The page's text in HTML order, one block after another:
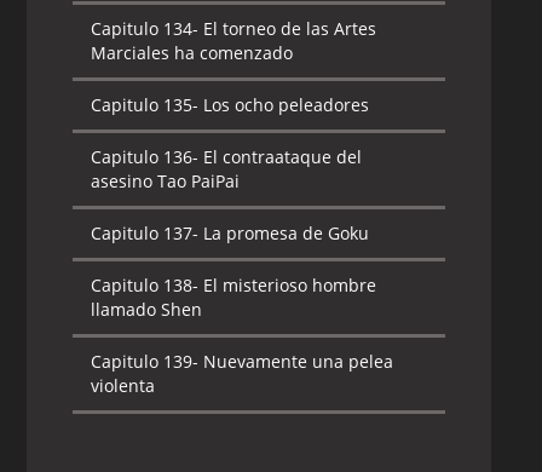
Capitulo 134- El torneo de las Artes
Marciales ha comenzado
Capitulo 135- Los ocho peleadores
Capitulo 136- El contraataque del
asesino Tao PaiPai
Capitulo 137- La promesa de Goku
Capitulo 138- El misterioso hombre
llamado Shen
Capitulo 139- Nuevamente una pelea
violenta